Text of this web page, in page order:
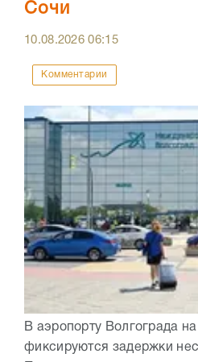
Сочи
10.08.202606:15
Комментарии
В аэропорту Волгограда
фиксируются задержки